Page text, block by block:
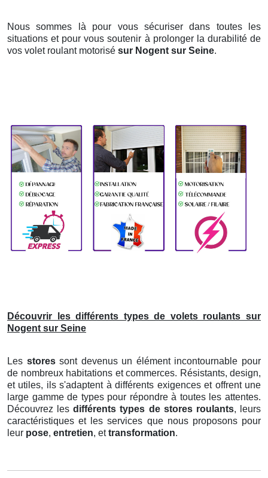
Nous sommes là pour vous sécuriser dans toutes les
situations et pour vous soutenir à prolonger la durabilité de
vos volet roulant motorisé sur Nogent sur Seine.
Découvrir les différents types de volets roulants sur
Nogent sur Seine
Les storessont devenus un élément incontournable pour
de nombreux habitations et commerces. Résistants, design,
et utiles, ils s'adaptent à différents exigences et offrent une
large gamme de types pour répondre à toutes les attentes.
Découvrez lesdifférents types de stores roulants, leurs
caractéristiques et les services que nous proposons pour
leur pose, entretien, ettransformation.